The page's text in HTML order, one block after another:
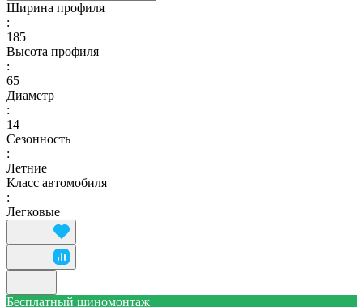
Ширина профиля
:
185
Высота профиля
:
65
Диаметр
:
14
Сезонность
:
Летние
Класс автомобиля
:
Легковые
Бесплатный шиномонтаж